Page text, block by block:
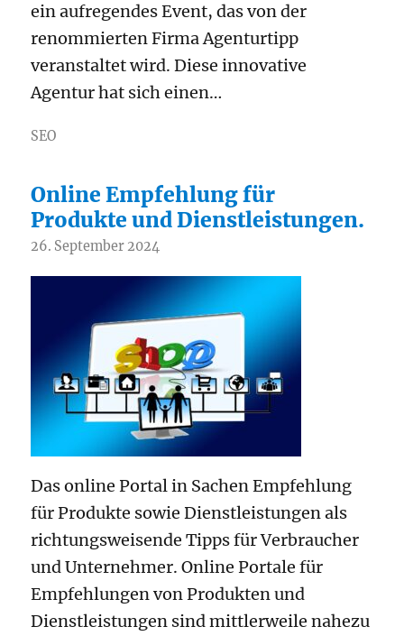
ein aufregendes Event, das von der
renommierten Firma Agenturtipp
veranstaltet wird. Diese innovative
Agentur hat sich einen…
SEO
Online Empfehlung für
Produkte und Dienstleistungen.
26. September 2024
Das online Portal in Sachen Empfehlung
für Produkte sowie Dienstleistungen als
richtungsweisende Tipps für Verbraucher
und Unternehmer. Online Portale für
Empfehlungen von Produkten und
Dienstleistungen sind mittlerweile nahezu